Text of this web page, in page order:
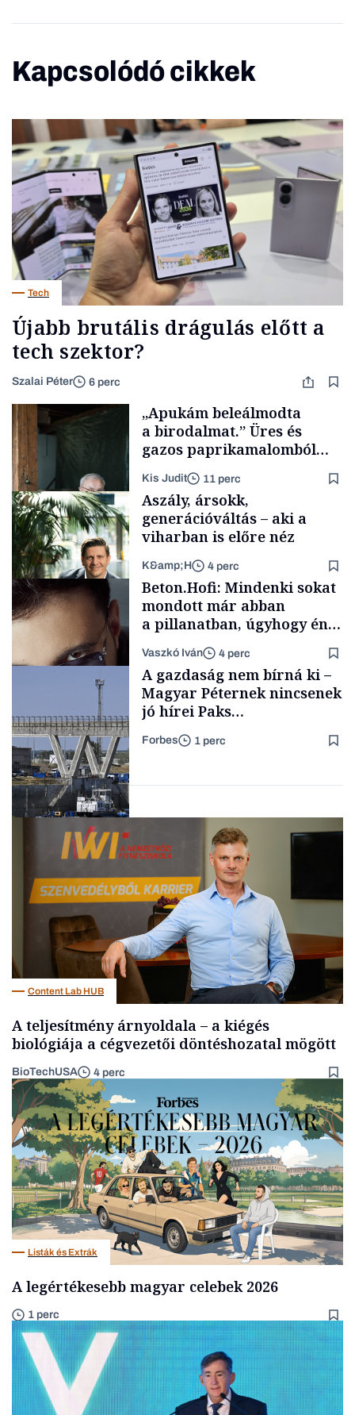
Kapcsolódó cikkek
Tech
Újabb brutális drágulás előtt a
tech szektor?
Szalai Péter 6 perc
Családi
vállalkozások
„Apukám beleálmodta
a birodalmat.” Üres és
gazos paprikamalomból
lett az igazi családi
fűszersztori
Kis Judit 11 perc
TÁMOGATÓI
Aszály, ársokk,
generációváltás – aki a
viharban is előre néz
K&amp;H 4 perc
Forbes-sztori
Beton.Hofi: Mindenki sokat
mondott már abban
a pillanatban, úgyhogy én
a legsarkosabb
gondolataimat akartam
kimondani
Vaszkó Iván 4 perc
A gazdaság nem bírná ki –
Magyar Péternek nincsenek
jó hírei Paks
újraindításáról
Forbes 1 perc
Content Lab HUB
A teljesítmény árnyoldala – a kiégés
biológiája a cégvezetői döntéshozatal mögött
BioTechUSA 4 perc
Listák és Extrák
A legértékesebb magyar celebek 2026
1 perc